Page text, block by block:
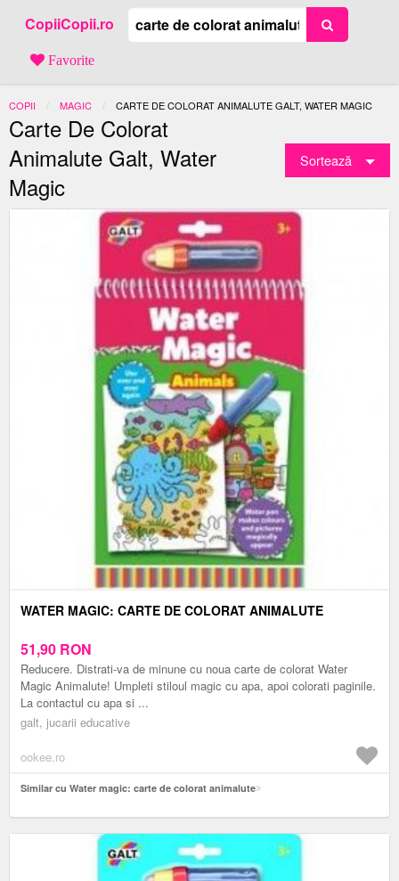
CopiiCopii.ro
Favorite
COPII MAGIC ACTUAL:
CARTE DE COLORAT ANIMALUTE GALT, WATER MAGIC
Carte De Colorat
Animalute Galt, Water
Magic
Sortează
WATER MAGIC: CARTE DE COLORAT ANIMALUTE
51,90 RON
Reducere. Distrati-va de minune cu noua carte de colorat Water
Magic Animalute! Umpleti stiloul magic cu apa, apoi colorati paginile.
La contactul cu apa si ...
galt, jucarii educative
ookee.ro
Similar cu Water magic: carte de colorat animalute